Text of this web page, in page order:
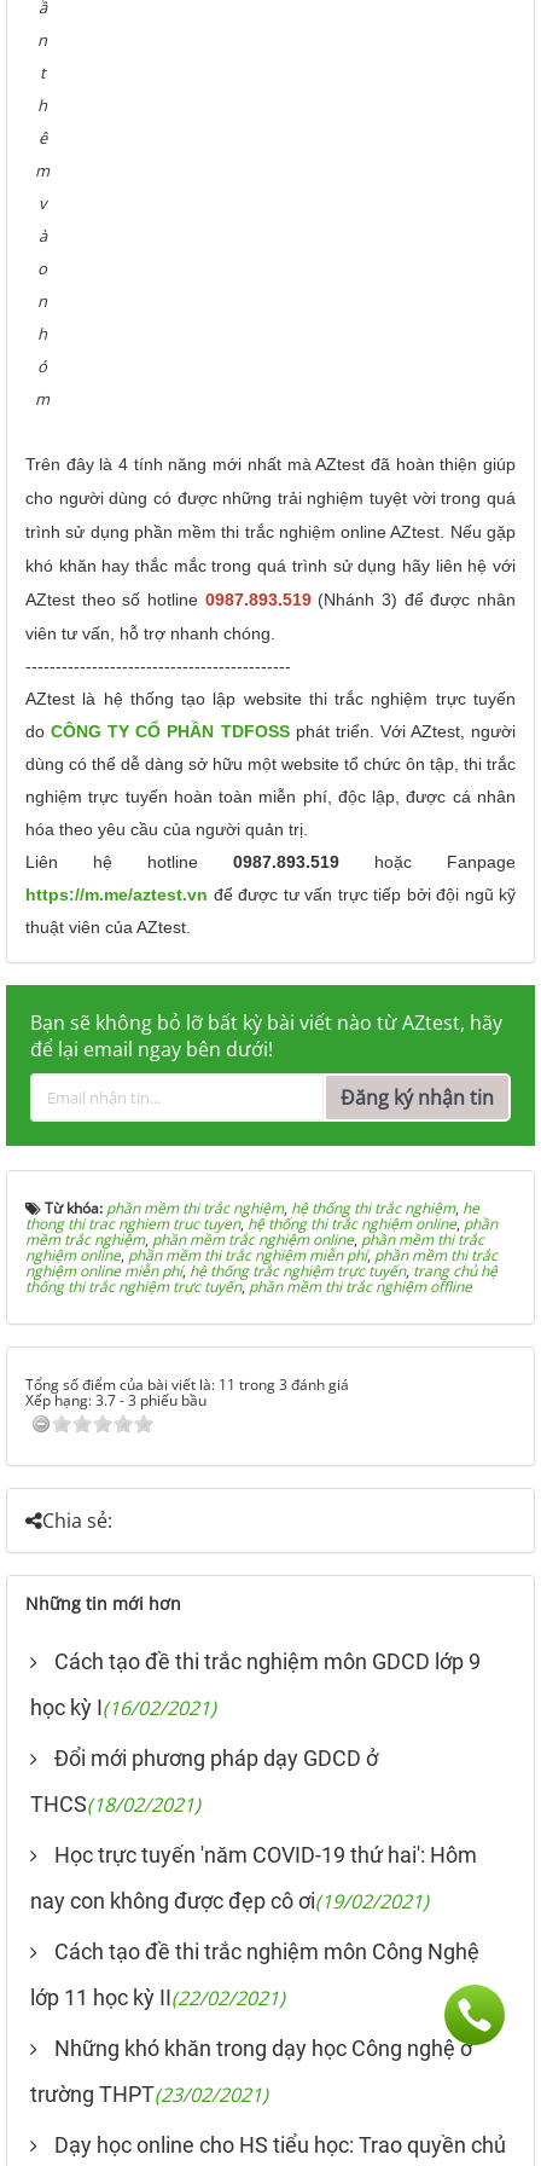
ầ
n
t
h
ê
m
v
à
o
n
h
ó
m
Trên đây là 4 tính năng mới nhất mà AZtest đã hoàn thiện giúp
cho người dùng có được những trải nghiệm tuyệt vời trong quá
trình sử dụng phần mềm thi trắc nghiệm online AZtest. Nếu gặp
khó khăn hay thắc mắc trong quá trình sử dụng hãy liên hệ với
AZtest theo số hotline 0987.893.519(Nhánh 3) để được nhân
viên tư vấn, hỗ trợ nhanh chóng.
--------------------------------------------
AZtest là hệ thống tạo lập website thi trắc nghiệm trực tuyến
do CÔNG TY CỔ PHẦN TDFOSS phát triển.
Với AZtest, người
dùng có thể dễ dàng sở hữu một website tổ chức ôn tập, thi trắc
nghiệm trực tuyến hoàn toàn miễn phí, độc lập, được cá nhân
hóa theo yêu cầu của người quản trị.
Liên hệ hotline 0987.893.519 hoặc Fanpage
https://m.me/aztest.vn để được tư vấn trực tiếp bởi đội ngũ kỹ
thuật viên của AZtest.
Bạn sẽ không bỏ lỡ bất kỳ bài viết nào từ AZtest, hãy
để lại email ngay bên dưới!
Đăng ký nhận tin
Từ khóa: phần mềm thi trắc nghiệm, hệ thống thi trắc nghiệm, he
thong thi trac nghiem truc tuyen,hệ thống thi trắc nghiệm online, phần
mềm trắc nghiệm, phần mềm trắc nghiệm online, phần mềm thi trắc
nghiệm online, phần mềm thi trắc nghiệm miễn phí, phần mềm thi trắc
nghiệm online miễn phí, hệ thống trắc nghiệm trực tuyến, trang chủ hệ
thống thi trắc nghiệm trực tuyến,phần mềm thi trắc nghiệm offline
Tổng số điểm của bài viết là: 11 trong 3 đánh giá
Xếp hạng:3.7-3 phiếu bầu
Chia sẻ:
Những tin mới hơn
Cách tạo đề thi trắc nghiệm môn GDCD lớp 9
học kỳ I(16/02/2021)
Đổi mới phương pháp dạy GDCD ở
THCS(18/02/2021)
Học trực tuyến 'năm COVID-19 thứ hai': Hôm
nay con không được đẹp cô ơi(19/02/2021)
Cách tạo đề thi trắc nghiệm môn Công Nghệ
lớp 11 học kỳ II(22/02/2021)
Những khó khăn trong dạy học Công nghệ ở
trường THPT(23/02/2021)
Dạy học online cho HS tiểu học: Trao quyền chủ